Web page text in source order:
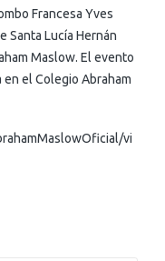
Francesa Yves
Santa Lucía Hernán
Maslow. El evento
el Colegio Abraham
vi